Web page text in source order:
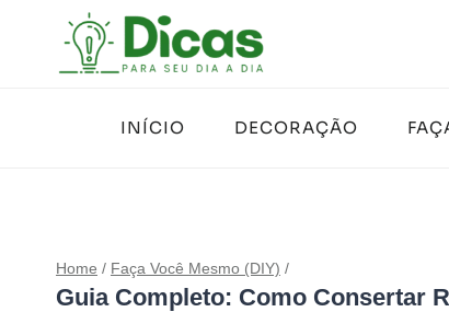
INÍCIO DECORAÇÃO
Home / Faça Você Mesmo (DIY) /
Guia Completo: Como Consertar